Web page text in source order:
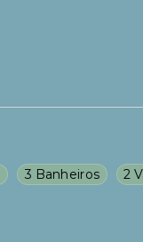
3 Banheiros 2